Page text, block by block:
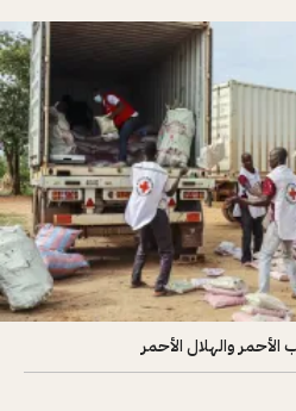
والهلال الأحمر